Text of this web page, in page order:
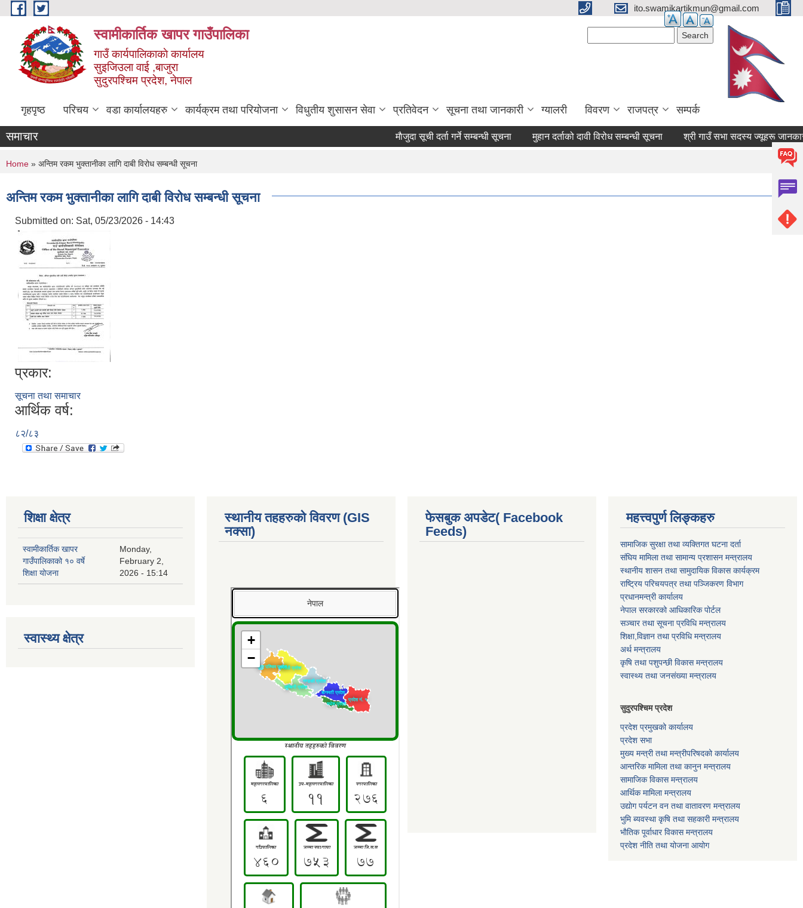
Skip to main content ito.swamikartikmun@gmail.com
स्वामीकार्तिक खापर गाउँपालिका
गाउँ कार्यपालिकाकाे कार्यालय
सुइजिउला वाई ,बाजुरा
सुदुरपश्चिम प्रदेश, नेपाल
गृहपृष्ठ परिचय वडा कार्यालयहरु कार्यक्रम तथा परियोजना विधुतीय शुसासन सेवा प्रतिवेदन सूचना तथा जानकारी ग्यालरी विवरण राजपत्र सम्पर्क
समाचार माैजुदा सूची दर्ता गर्ने सम्बन्धी सूचना मुहान दर्ताको दावी विरोध सम्बन्धी सूचना श्री गाउँ सभा सदस्य ज्यूहरू
You are here
Home » अन्तिम रकम भुक्तानीका लागि दाबी विरोध सम्बन्धी सूचना
अन्तिम रकम भुक्तानीका लागि दाबी विरोध सम्बन्धी सूचना
Submitted on: Sat, 05/23/2026 - 14:43
प्रकार:
सूचना तथा समाचार
आर्थिक वर्ष:
८२/८३
शिक्षा क्षेत्र
स्वामीकार्तिक खापर
गाउँपालिकाको १० वर्षे
शिक्षा योजना
Monday,
February 2,
2026 - 15:14
स्वास्थ्य क्षेत्र
स्थानीय तहहरुको विवरण (GIS
नक्सा)
फेसबुक अपडेट( Facebook
Feeds)
महत्त्वपुर्ण लिङ्कहरु
सामाजिक सुरक्षा तथा व्यक्तिगत घटना दर्ता
संघिय मामिला तथा सामान्य प्रशासन मन्त्रालय
स्थानीय शासन तथा सामुदायिक विकास कार्यक्रम
राष्ट्रिय परिचयपत्र तथा पञ्जिकरण विभाग
प्रधानमन्त्री कार्यालय
नेपाल सरकारको आधिकारिक पोर्टल
सञ्‍चार तथा सूचना प्रविधि मन्त्रालय
शिक्षा,विज्ञान तथा प्रविधि मन्त्रालय
अर्थ मन्त्रालय
कृषि तथा पशुपन्छी विकास मन्त्रालय
स्वास्थ्य तथा जनसंख्या मन्त्रालय
सुदुरपश्चिम प्रदेश
प्रदेश प्रमुखको कार्यालय
प्रदेश सभा
मुख्य मन्त्री तथा मन्त्रीपरिषदको कार्यालय
आन्तरिक मामिला तथा कानुन मन्त्रालय
सामाजिक विकास मन्त्रालय
आर्थिक मामिला मन्त्रालय
उद्याेग पर्यटन वन तथा वातावरण मन्त्रालय
भुमि ब्यवस्था कृषि तथा सहकारी मन्त्रालय
भाैतिक पूर्वाधार विकास मन्त्रालय
प्रदेश नीति तथा योजना आयोग